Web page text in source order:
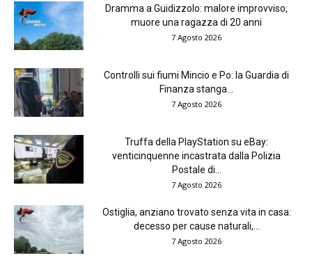
Dramma a Guidizzolo: malore improvviso,
muore una ragazza di 20 anni
7 Agosto 2026
Controlli sui fiumi Mincio e Po: la Guardia di
Finanza stanga...
7 Agosto 2026
Truffa della PlayStation su eBay:
venticinquenne incastrata dalla Polizia
Postale di...
7 Agosto 2026
Ostiglia, anziano trovato senza vita in casa:
decesso per cause naturali,...
7 Agosto 2026